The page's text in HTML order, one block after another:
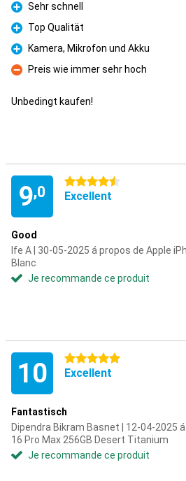
Pour
Sehr schnell
Pour
Top Qualität
Pour
Kamera, Mikrofon und Akku
Contre
Preis wie immer sehr hoch
Unbedingt kaufen!
9,0
4.5 étoiles
Excellent
Good
Ife A | 30-05-2025 á propos de Apple
Blanc
Je recommande ce produit
10 5 étoiles
Excellent
Fantastisch
Dipendra Bikram Basnet | 12-04-2025
16 Pro Max 256GB Desert Titanium
Je recommande ce produit